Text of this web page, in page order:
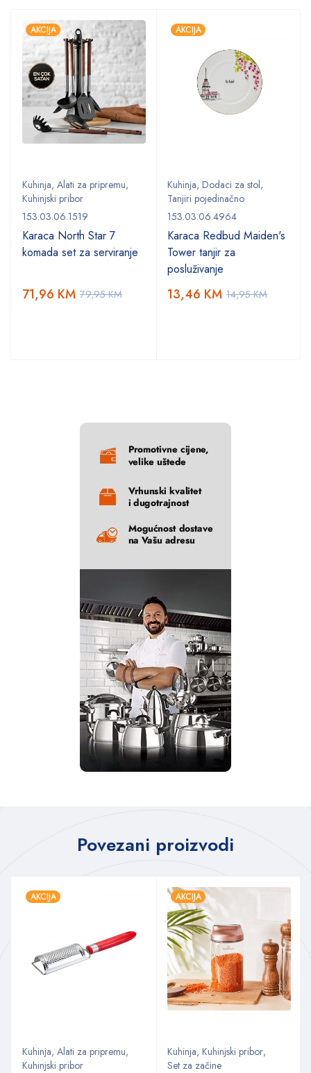
AKCIJA
Kuhinja, Alati za pripremu,
Kuhinjski pribor
153.03.06.1519
Karaca North Star 7
komada set za serviranje
79,95KM
71,96 KM
AKCIJA
Kuhinja, Dodaci za stol,
Tanjiri pojedinačno
153.03.06.4964
Karaca Redbud Maiden's
Tower tanjir za
posluživanje
14,95KM
13,46 KM
Povezani proizvodi
AKCIJA
Kuhinja, Alati za pripremu,
Kuhinjski pribor
AKCIJA
Kuhinja, Kuhinjski pribor,
Set za začine